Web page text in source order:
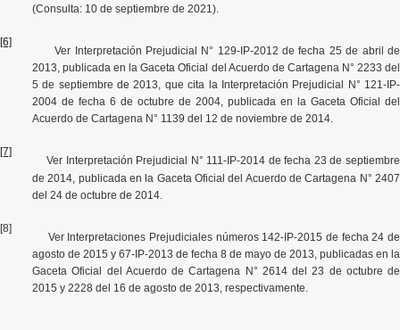
(Consulta: 10 de septiembre de 2021).
[6]
Ver Interpretación Prejudicial N° 129-IP-2012de fecha 25 de abril de
2013, publicada en la Gaceta Oficial del Acuerdo de Cartagena N° 2233 del
5 de septiembre de 2013, que cita la Interpretación Prejudicial N° 121-IP-
2004 de fecha 6 de octubre de 2004, publicada en la Gaceta Oficial del
Acuerdo de Cartagena N° 1139 del 12 de noviembre de 2014.
[7]
Ver Interpretación Prejudicial N° 111-IP-2014 de fecha 23 de septiembre
de 2014, publicada en la Gaceta Oficial del Acuerdo de Cartagena N° 2407
del 24 de octubre de 2014.
[8]
Ver Interpretaciones Prejudiciales números 142-IP-2015 de fecha 24 de
agosto de 2015 y 67-IP-2013 de fecha 8 de mayo de 2013, publicadas en la
Gaceta Oficial del Acuerdo de Cartagena N° 2614 del 23 de octubre de
2015 y 2228 del 16 de agosto de 2013, respectivamente.